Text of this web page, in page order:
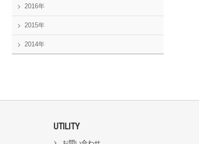
2016年
2015年
2014年
UTILITY